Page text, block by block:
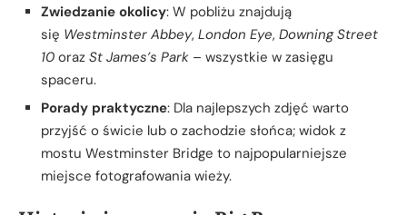
Zwiedzanie okolicy: W pobliżu znajdują
się Westminster Abbey, London Eye, Downing Street
10 oraz St James’s Park – wszystkie w zasięgu
spaceru.
Porady praktyczne: Dla najlepszych zdjęć warto
przyjść o świcie lub o zachodzie słońca; widok z
mostu Westminster Bridge to najpopularniejsze
miejsce fotografowania wieży.